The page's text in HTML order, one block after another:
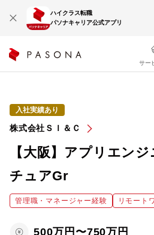
ハイクラス転職
パソナキャリア公式アプリ
サー
入社実績あり
株式会社ＳＩ＆Ｃ
【大阪】アプリエン
チュアGr
管理職・マネージャー経験 リモート
500万円〜750万円